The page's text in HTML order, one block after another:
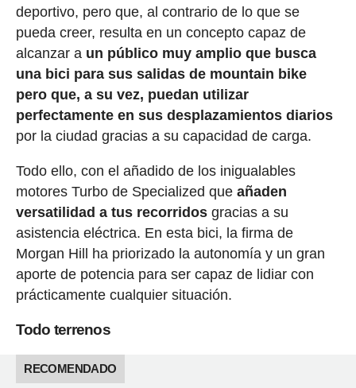
deportivo, pero que, al contrario de lo que se
pueda creer, resulta en un concepto capaz de
alcanzar a un público muy amplio que busca
una bici para sus salidas de mountain bike
pero que, a su vez, puedan utilizar
perfectamente en sus desplazamientos diarios
por la ciudad gracias a su capacidad de carga.
Todo ello, con el añadido de los inigualables
motores Turbo de Specialized que añaden
versatilidad a tus recorridosgracias a su
asistencia eléctrica. En esta bici, la firma de
Morgan Hill ha priorizado la autonomía y un gran
aporte de potencia para ser capaz de lidiar con
prácticamente cualquier situación.
Todo terrenos
RECOMENDADO